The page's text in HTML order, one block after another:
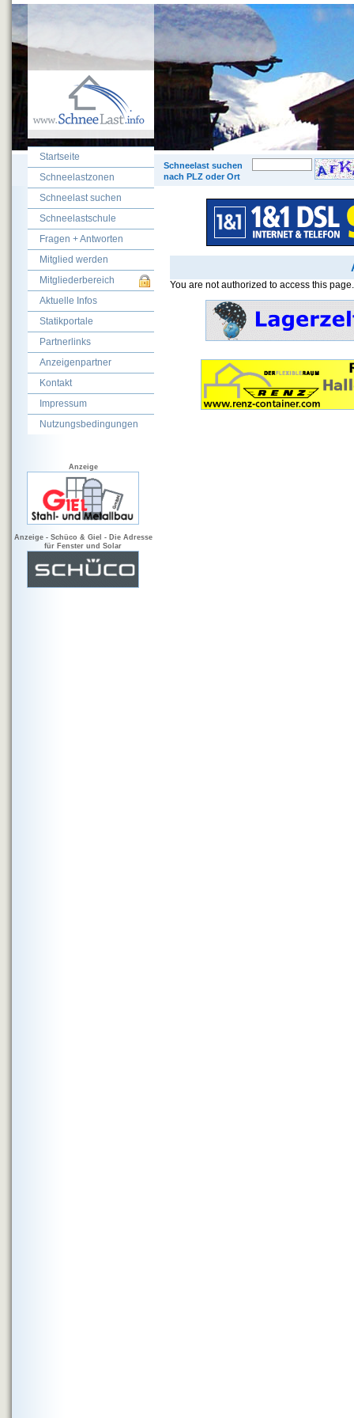
You are not authorized to access this page.
Schneelast suchen
nach PLZ oder Ort
Startseite
Schneelastzonen
Schneelast suchen
Schneelastschule
Fragen + Antworten
Mitglied werden
Mitgliederbereich
Aktuelle Infos
Statikportale
Partnerlinks
Anzeigenpartner
Kontakt
Impressum
Nutzungsbedingungen
Anzeige
Anzeige - Schüco & Giel - Die Adresse
für Fenster und Solar
©